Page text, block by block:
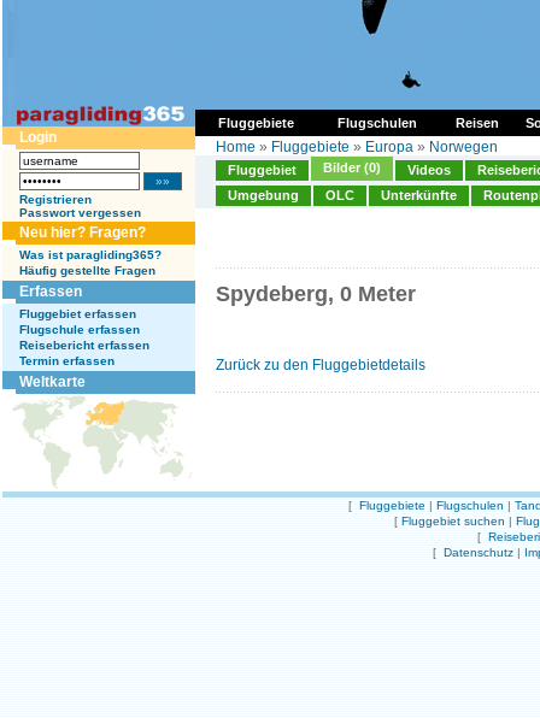
Fluggebiete Flugschulen Reisen
Login
Registrieren
Passwort vergessen
Neu hier? Fragen?
Was ist paragliding365?
Häufig gestellte Fragen
Erfassen
Fluggebiet erfassen
Flugschule erfassen
Reisebericht erfassen
Termin erfassen
Weltkarte
Home » Fluggebiete » Europa » Norwegen
Fluggebiet Bilder (0) Videos
Umgebung
OLC Unterkünfte
Spydeberg, 0 Meter
Zurück zu den Fluggebietdetails
[ Fluggebiete | Flugschulen |
[ Fluggebiet suchen |
[
[ Datenschutz |